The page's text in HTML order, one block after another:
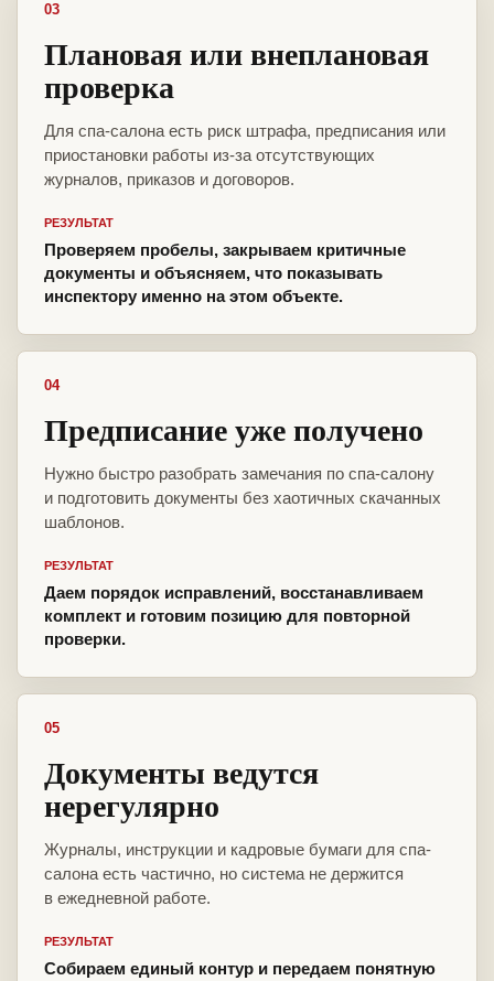
03
Плановая или внеплановая
проверка
Для спа-салона есть риск штрафа, предписания или
приостановки работы из-за отсутствующих
журналов, приказов и договоров.
РЕЗУЛЬТАТ
Проверяем пробелы, закрываем критичные
документы и объясняем, что показывать
инспектору именно на этом объекте.
04
Предписание уже получено
Нужно быстро разобрать замечания по спа-салону
и подготовить документы без хаотичных скачанных
шаблонов.
РЕЗУЛЬТАТ
Даем порядок исправлений, восстанавливаем
комплект и готовим позицию для повторной
проверки.
05
Документы ведутся
нерегулярно
Журналы, инструкции и кадровые бумаги для спа-
салона есть частично, но система не держится
в ежедневной работе.
РЕЗУЛЬТАТ
Собираем единый контур и передаем понятную